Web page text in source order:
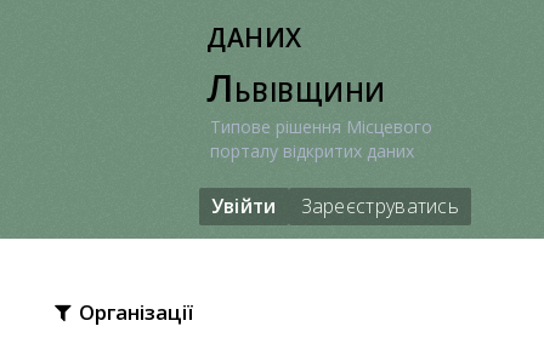
даних
Львівщини
Типове рішення Місцевого
порталу відкритих даних
Увійти Зареєструватись
Організації